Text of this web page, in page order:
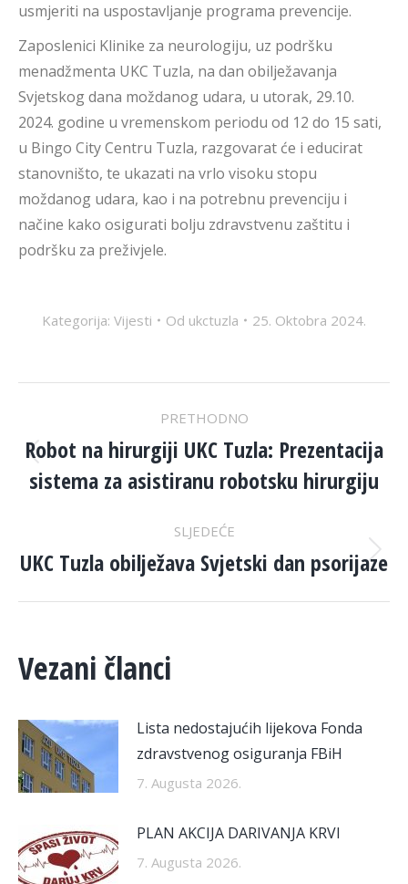
usmjeriti na uspostavljanje programa prevencije.
Zaposlenici Klinike za neurologiju, uz podršku
menadžmenta UKC Tuzla, na dan obilježavanja
Svjetskog dana moždanog udara, u utorak, 29.10.
2024. godine u vremenskom periodu od 12 do 15 sati,
u Bingo City Centru Tuzla, razgovarat će i educirat
stanovništo, te ukazati na vrlo visoku stopu
moždanog udara, kao i na potrebnu prevenciju i
načine kako osigurati bolju zdravstvenu zaštitu i
podršku za preživjele.
Kategorija: Vijesti Od ukctuzla 25. Oktobra 2024.
NAVIGATION
PRETHODNO
Previous
post:
Robot na hirurgiji UKC Tuzla: Prezentacija
sistema za asistiranu robotsku hirurgiju
SLJEDEĆE
Next
UKC Tuzla obilježava Svjetski dan psorijaze
Vezani članci
Lista nedostajućih lijekova Fonda
zdravstvenog osiguranja FBiH
7. Augusta 2026.
PLAN AKCIJA DARIVANJA KRVI
7. Augusta 2026.